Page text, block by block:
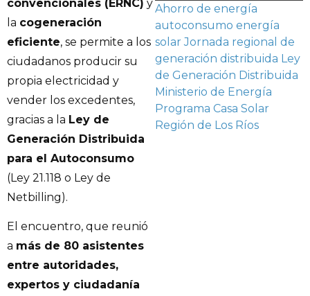
convencionales (ERNC) y
la cogeneración
eficiente, se permite a los
ciudadanos producir su
propia electricidad y
vender los excedentes,
gracias a la Ley de
Generación Distribuida
para el Autoconsumo
(Ley 21.118 o Ley de
Netbilling).
El encuentro, que reunió
a más de 80 asistentes
entre autoridades,
expertos y ciudadanía
Ahorro de energía
autoconsumo energía
solar Jornada regional de
generación distribuida Ley
de Generación Distribuida
Ministerio de Energía
Programa Casa Solar
Región de Los Ríos